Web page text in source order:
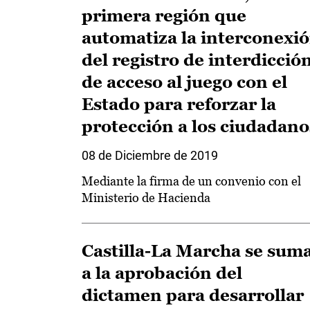
primera región que
automatiza la
del registro de
de acceso al juego con el
Estado para reforzar la
protección a los
08 de Diciembre de 2019
Mediante la firma de un convenio con el
Ministerio de Hacienda
Castilla-La Marcha se
a la aprobación del
dictamen para desarrollar